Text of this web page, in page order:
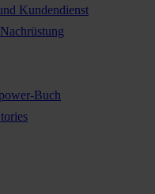
Kundendienst
Buch